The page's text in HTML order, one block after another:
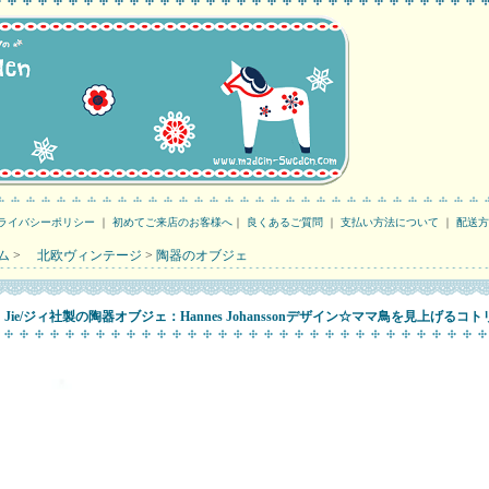
イバシーポリシー ｜ 初めてご来店のお客様へ ｜ 良くあるご質問 ｜ 支払い方法について ｜ 配送
> 北欧ヴィンテージ > 陶器のオブジェ
Jie/ジィ社製の陶器オブジェ：Hannes Johanssonデザイン☆ママ鳥を見上げるコト